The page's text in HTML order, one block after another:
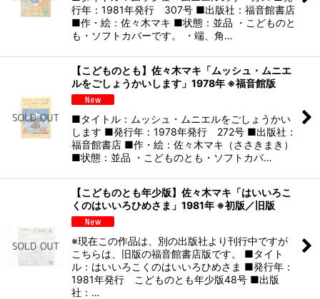
行年：1981年発行 307号 ■出版社：福音館書店
■作・絵：佐々木マキ ■状態：並品 ・こどものと
も・ソフトカバーです。 ・端、角…
【こどものとも】佐々木マキ「ムッシュ・ムニエ
ルをごしょうかいします」1978年 ※福音館版
■タイトル：ムッシュ・ムニエルをごしょうかい
します ■発行年：1978年発行 272号 ■出版社：
福音館書店 ■作・絵：佐々木マキ（ささきまき）
■状態：並品 ・こどものとも・ソフトカバ…
【こどものとも年少版】佐々木マキ「はいいろこ
くのはいいろひめさま」1981年 ※初版／旧版
※現在この作品は、別の出版社より刊行中ですが
こちらは、旧版の福音館書店版です。 ■タイト
ル：はいいろこくのはいいろひめさま ■発行年：
1981年発行 こどものとも年少版48号 ■出版
社：…